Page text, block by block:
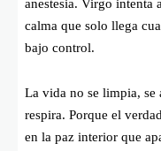
anestesia. Virgo intenta
calma que solo llega
bajo control.
La vida no se limpia, se
respira. Porque el
en la paz interior que